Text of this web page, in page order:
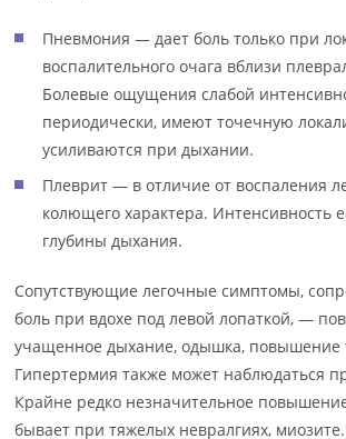
Пневмония — дает боль только при
воспалительного очага вблизи
Болевые ощущения слабой
периодически, имеют точечную
усиливаются при дыхании.
Плеврит — в отличие от воспаления
колющего характера. Интенсивность
глубины дыхания.
Сопутствующие легочные симптомы,
боль при вдохе под левой лопаткой, —
учащенное дыхание, одышка, повышение
Гипертермия также может наблюдаться
Крайне редко незначительное
бывает при тяжелых невралгиях, миозите.